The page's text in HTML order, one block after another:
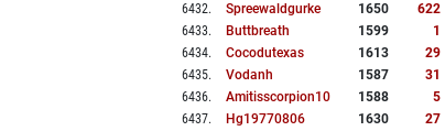
6432. Spreewaldgurke 1650 622
6433. Buttbreath 1599 1
6434. Cocodutexas 1613 29
6435. Vodanh 1587 31
6436. Amitisscorpion10 1588 5
6437. Hg19770806 1630 27